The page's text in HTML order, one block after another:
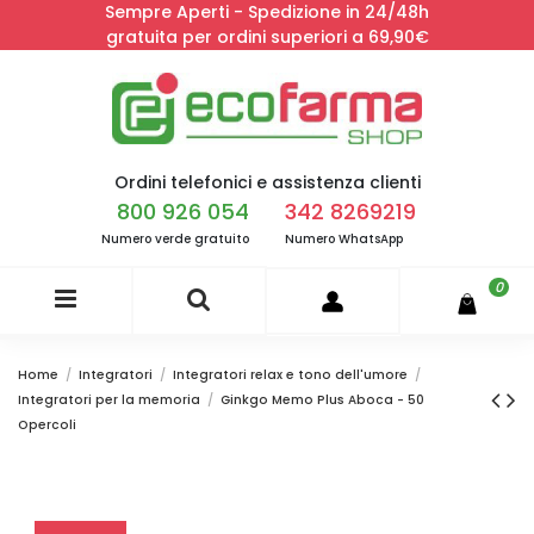
Sempre Aperti - Spedizione in 24/48h
gratuita per ordini superiori a 69,90€
Ordini telefonici e assistenza clienti
800 926 054
Numero verde gratuito
342 8269219
Numero WhatsApp
0
Home Integratori
Integratori relax e tono dell'umore
Integratori per la memoria
Ginkgo Memo Plus Aboca - 50
Opercoli